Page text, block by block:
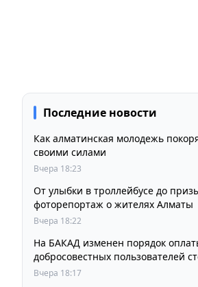
Последние новости
Как алматинская молодежь
своими силами
Вчера 18:23
От улыбки в троллейбусе до
фоторепортаж о жителях Алматы
Вчера 18:22
На БАКАД изменен порядок
добросовестных пользователей
остается прежней
Вчера 18:17